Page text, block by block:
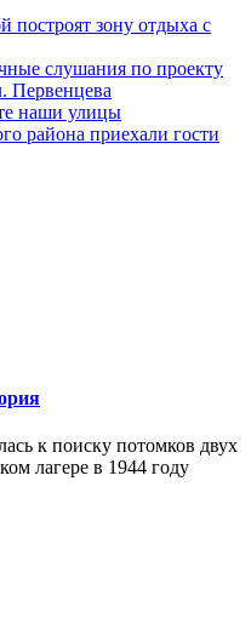
построят зону отдыха с
слушания по проекту
Первенцева
наши улицы
района приехали гости
к поиску потомков двух
лагере в 1944 году